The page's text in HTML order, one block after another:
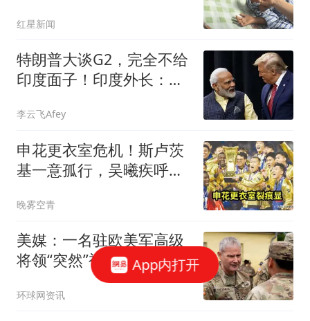
接受捐款
红星新闻
特朗普大谈G2，完全不给
印度面子！印度外长：低
李云飞Afey
申花更衣室危机！斯卢茨
基一意孤行，吴曦疾呼：
晚雾空青
美媒：一名驻欧美军高级
将领“突然”被解除指挥权
环球网资讯
App内打开